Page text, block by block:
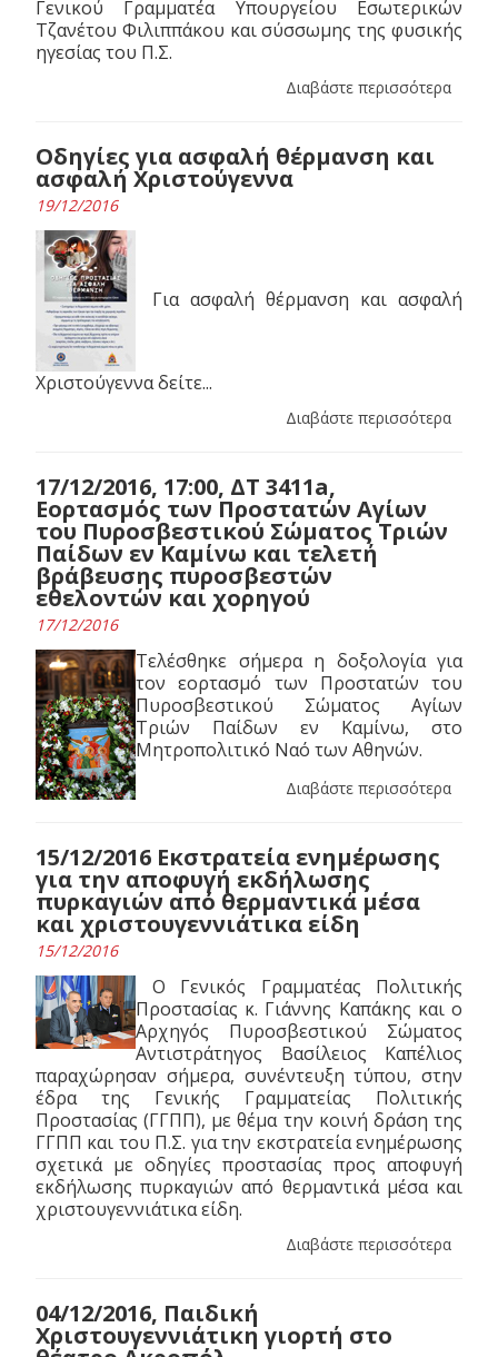
Γενικού Γραμματέα Υπουργείου Εσωτερικών
Τζανέτου Φιλιππάκου και σύσσωμης της φυσικής
ηγεσίας του Π.Σ.
Διαβάστε περισσότερα
Οδηγίες για ασφαλή θέρμανση και
ασφαλή Χριστούγεννα
19/12/2016
Για ασφαλή θέρμανση και ασφαλή
Χριστούγεννα δείτε...
Διαβάστε περισσότερα
17/12/2016, 17:00, ΔΤ 3411a,
Εορτασμός των Προστατών Αγίων
του Πυροσβεστικού Σώματος Τριών
Παίδων εν Καμίνω και τελετή
βράβευσης πυροσβεστών
εθελοντών και χορηγού
17/12/2016
Τελέσθηκε σήμερα η δοξολογία για
τον εορτασμό των Προστατών του
Πυροσβεστικού Σώματος Αγίων
Τριών Παίδων εν Καμίνω, στο
Μητροπολιτικό Ναό των Αθηνών.
Διαβάστε περισσότερα
15/12/2016 Εκστρατεία ενημέρωσης
για την αποφυγή εκδήλωσης
πυρκαγιών από θερμαντικά μέσα
και χριστουγεννιάτικα είδη
15/12/2016
Ο Γενικός Γραμματέας Πολιτικής
Προστασίας κ. Γιάννης Καπάκης και ο
Αρχηγός Πυροσβεστικού Σώματος
Αντιστράτηγος Βασίλειος Καπέλιος
παραχώρησαν σήμερα, συνέντευξη τύπου, στην
έδρα της Γενικής Γραμματείας Πολιτικής
Προστασίας (ΓΓΠΠ), με θέμα την κοινή δράση της
ΓΓΠΠ και του Π.Σ. για την εκστρατεία ενημέρωσης
σχετικά με οδηγίες προστασίας προς αποφυγή
εκδήλωσης πυρκαγιών από θερμαντικά μέσα και
χριστουγεννιάτικα είδη.
Διαβάστε περισσότερα
04/12/2016, Παιδική
Χριστουγεννιάτικη γιορτή στο